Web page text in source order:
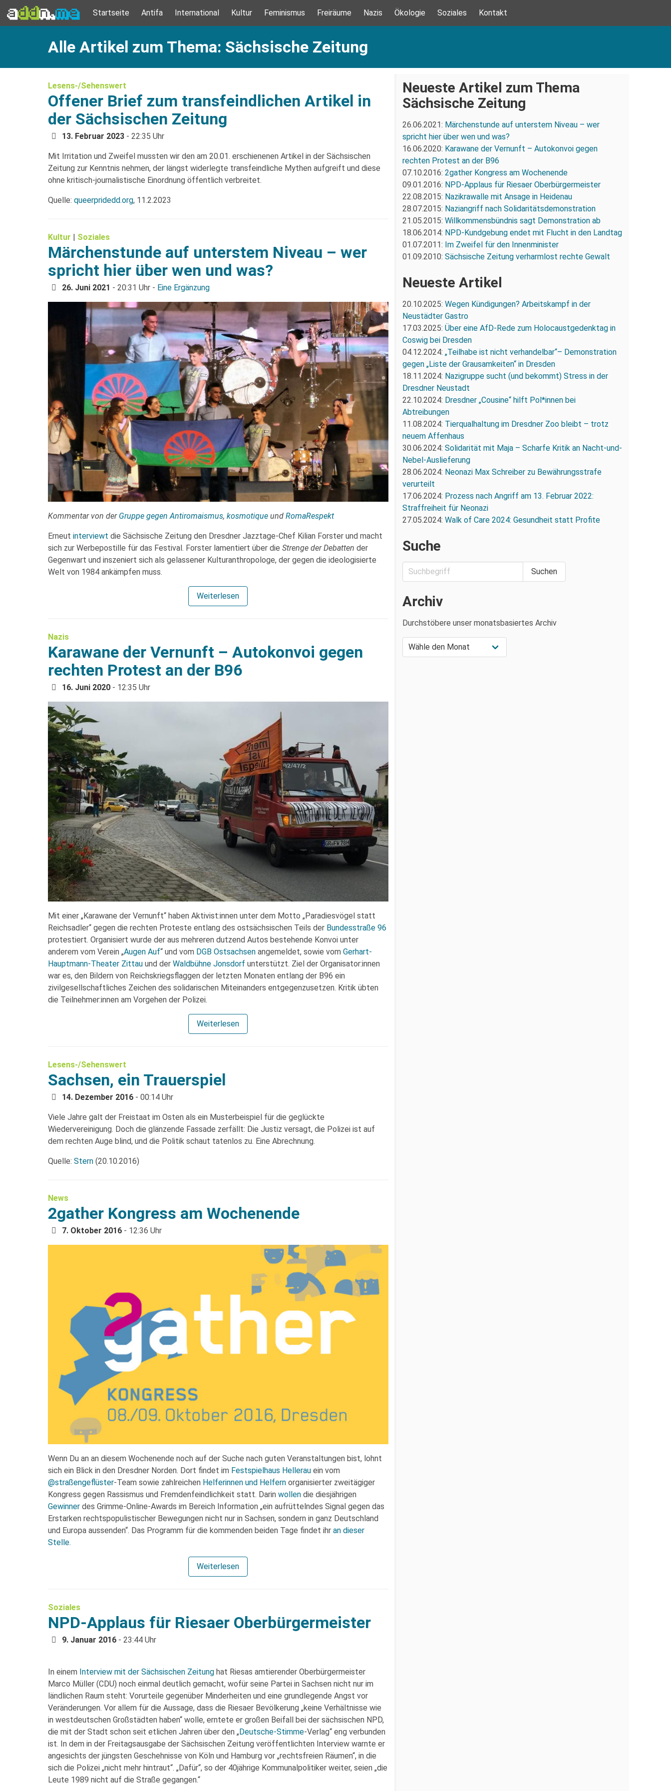
Startseite Antifa International Kultur Feminismus Freiräume Nazis Ökologie Soziales Kontakt
Alle Artikel zum Thema: Sächsische Zeitung
Lesens-/Sehenswert
Offener Brief zum transfeindlichen Artikel in
der Sächsischen Zeitung
13. Februar 2023 - 22:35 Uhr
Mit Irritation und Zweifel mussten wir den am 20.01. erschienenen Artikel in der Sächsischen
Zeitung zur Kenntnis nehmen, der längst widerlegte transfeindliche Mythen aufgreift und diese
ohne kritisch-journalistische Einordnung öffentlich verbreitet.
Quelle: queerpridedd.org, 11.2.2023
Kultur | Soziales
Märchenstunde auf unterstem Niveau – wer
spricht hier über wen und was?
26. Juni 2021 - 20:31 Uhr - Eine Ergänzung
Kommentar von der Gruppe gegen Antiromaismus, kosmotique und RomaRespekt
Erneut interviewt die Sächsische Zeitung den Dresdner Jazztage-Chef Kilian Forster und macht
sich zur Werbepostille für das Festival. Forster lamentiert über die Strenge der Debatten der
Gegenwart und inszeniert sich als gelassener Kulturanthropologe, der gegen die ideologisierte
Welt von 1984 ankämpfen muss.
Weiterlesen
Nazis
Karawane der Vernunft – Autokonvoi gegen
rechten Protest an der B96
16. Juni 2020 - 12:35 Uhr
Mit einer „Karawane der Vernunft“ haben Aktivist:innen unter dem Motto „Paradiesvögel statt
Reichsadler“ gegen die rechten Proteste entlang des ostsächsischen Teils der Bundesstraße 96
protestiert. Organisiert wurde der aus mehreren dutzend Autos bestehende Konvoi unter
anderem vom Verein „Augen Auf“ und vom DGB Ostsachsen angemeldet, sowie vom Gerhart-
Hauptmann-Theater Zittau und der Waldbühne Jonsdorf unterstützt. Ziel der Organisator:innen
war es, den Bildern von Reichskriegsflaggen der letzten Monaten entlang der B96 ein
zivilgesellschaftliches Zeichen des solidarischen Miteinanders entgegenzusetzen. Kritik übten
die Teilnehmer:innen am Vorgehen der Polizei.
Weiterlesen
Lesens-/Sehenswert
Sachsen, ein Trauerspiel
14. Dezember 2016 - 00:14 Uhr
Viele Jahre galt der Freistaat im Osten als ein Musterbeispiel für die geglückte
Wiedervereinigung. Doch die glänzende Fassade zerfällt: Die Justiz versagt, die Polizei ist auf
dem rechten Auge blind, und die Politik schaut tatenlos zu. Eine Abrechnung.
Quelle: Stern (20.10.2016)
News
2gather Kongress am Wochenende
7. Oktober 2016 - 12:36 Uhr
Wenn Du an an diesem Wochenende noch auf der Suche nach guten Veranstaltungen bist, lohnt
sich ein Blick in den Dresdner Norden. Dort findet im Festspielhaus Hellerau ein vom
@straßengeflüster-Team sowie zahlreichen Helferinnen und Helfern organisierter zweitägiger
Kongress gegen Rassismus und Fremdenfeindlichkeit statt. Darin wollen die diesjährigen
Gewinner des Grimme-Online-Awards im Bereich Information „ein aufrüttelndes Signal gegen das
Erstarken rechtspopulistischer Bewegungen nicht nur in Sachsen, sondern in ganz Deutschland
und Europa aussenden“. Das Programm für die kommenden beiden Tage findet ihr an dieser
Stelle.
Weiterlesen
Soziales
NPD-Applaus für Riesaer Oberbürgermeister
9. Januar 2016 - 23:44 Uhr
In einem Interview mit der Sächsischen Zeitung hat Riesas amtierender Oberbürgermeister
Marco Müller (CDU) noch einmal deutlich gemacht, wofür seine Partei in Sachsen nicht nur im
ländlichen Raum steht: Vorurteile gegenüber Minderheiten und eine grundlegende Angst vor
Veränderungen. Vor allem für die Aussage, dass die Riesaer Bevölkerung „keine Verhältnisse wie
in westdeutschen Großstädten haben“ wolle, erntete er großen Beifall bei der sächsischen NPD,
die mit der Stadt schon seit etlichen Jahren über den „ Deutsche-Stimme-Verlag“ eng verbunden
ist. In dem in der Freitagsausgabe der Sächsischen Zeitung veröffentlichten Interview warnte er
angesichts der jüngsten Geschehnisse von Köln und Hamburg vor „rechtsfreien Räumen“, in die
sich die Polizei „nicht mehr hintraut“. „Dafür“, so der 40jährige Kommunalpolitiker weiter, seien „die
Leute 1989 nicht auf die Straße gegangen.“
Neueste Artikel zum Thema
Sächsische Zeitung
26.06.2021: Märchenstunde auf unterstem Niveau – wer
spricht hier über wen und was?
16.06.2020: Karawane der Vernunft – Autokonvoi gegen
rechten Protest an der B96
07.10.2016: 2gather Kongress am Wochenende
09.01.2016: NPD-Applaus für Riesaer Oberbürgermeister
22.08.2015: Nazikrawalle mit Ansage in Heidenau
28.07.2015: Naziangriff nach Solidaritätsdemonstration
21.05.2015: Willkommensbündnis sagt Demonstration ab
18.06.2014: NPD-Kundgebung endet mit Flucht in den Landtag
01.07.2011: Im Zweifel für den Innenminister
01.09.2010: Sächsische Zeitung verharmlost rechte Gewalt
Neueste Artikel
20.10.2025: Wegen Kündigungen? Arbeitskampf in der
Neustädter Gastro
17.03.2025: Über eine AfD-Rede zum Holocaustgedenktag in
Coswig bei Dresden
04.12.2024: „Teilhabe ist nicht verhandelbar“– Demonstration
gegen „Liste der Grausamkeiten“ in Dresden
18.11.2024: Nazigruppe sucht (und bekommt) Stress in der
Dresdner Neustadt
22.10.2024: Dresdner „Cousine“ hilft Pol*innen bei
Abtreibungen
11.08.2024: Tierqualhaltung im Dresdner Zoo bleibt – trotz
neuem Affenhaus
30.06.2024: Solidarität mit Maja – Scharfe Kritik an Nacht-und-
Nebel-Auslieferung
28.06.2024: Neonazi Max Schreiber zu Bewährungsstrafe
verurteilt
17.06.2024: Prozess nach Angriff am 13. Februar 2022:
Straffreiheit für Neonazi
27.05.2024: Walk of Care 2024: Gesundheit statt Profite
Suche
Archiv
Durchstöbere unser monatsbasiertes Archiv